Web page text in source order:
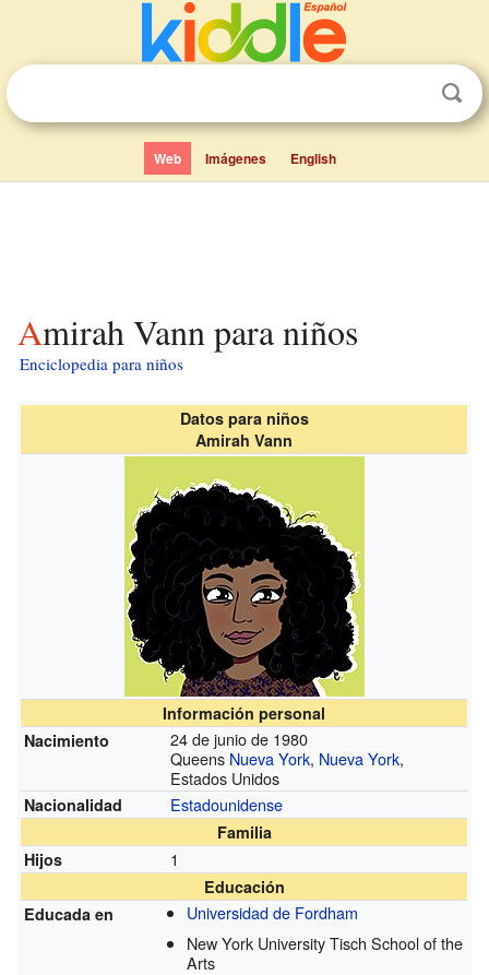
Web Imágenes English
Amirah Vann para niños
Enciclopedia para niños
Datos para niños
Amirah Vann
Información personal
Nacimiento
24 de junio de 1980
Queens Nueva York, Nueva York,
Estados Unidos
Nacionalidad Estadounidense
Familia
Hijos
1
Educación
Educada en
Universidad de Fordham
New York University Tisch School of the
Arts